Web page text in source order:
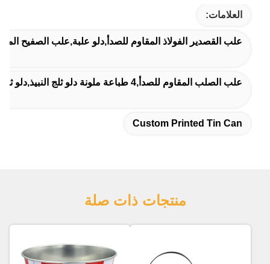
العلامات:
علب القصدير الفولاذ المقاوم للصدأ,دلو علبة,علب الصفيح
علب الصلب المقاوم للصدأ,4 طباعة ملونة دلو ثلج النبيذ,دلو ثلج النبيذ مع غطاء
Custom Printed Tin Can
منتجات ذات صلة